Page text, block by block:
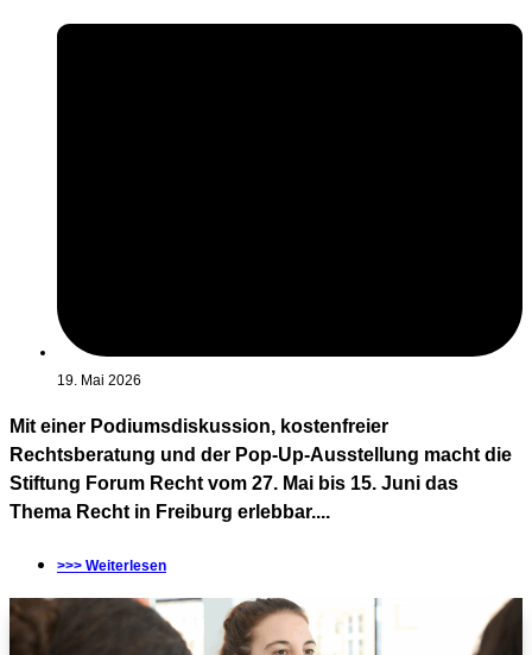
19. Mai 2026
Mit einer Podiumsdiskussion, kostenfreier
Rechtsberatung und der Pop-Up-Ausstellung macht die
Stiftung Forum Recht vom 27. Mai bis 15. Juni das
Thema Recht in Freiburg erlebbar....
>>> Weiterlesen